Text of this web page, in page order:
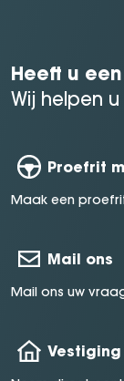
Heeft u
Wij helpen
Proefrit
Maak een
Mail ons
Mail ons uw
Vestiging